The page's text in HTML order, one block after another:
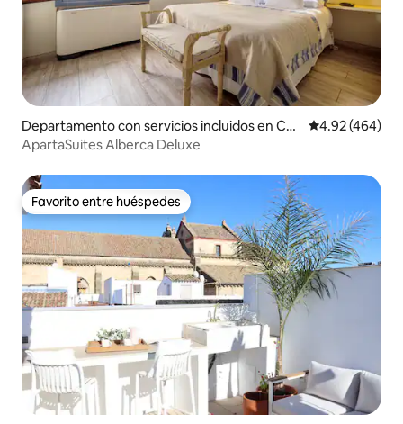
Departamento con servicios incluidos en Cór
doba
Calificación
4.92 (464)
ApartaSuites Alberca Deluxe
Favorito entre huéspedes
Favorito entre huéspedes